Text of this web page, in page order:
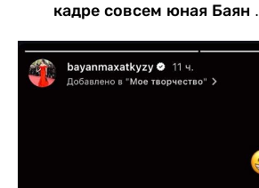
кадре совсем юная Баян .